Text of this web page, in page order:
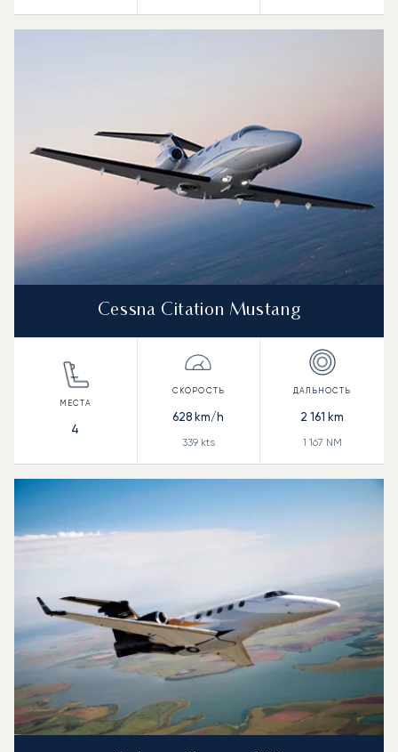
Cessna Citation Mustang
4
628 km/h
339kts
2 161 km
1 167 NM